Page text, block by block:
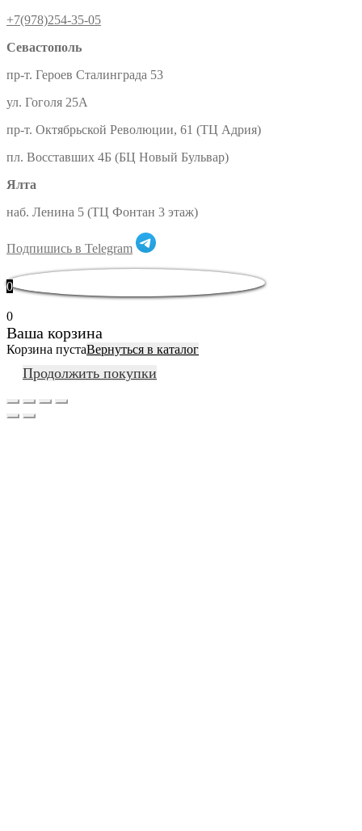
+7(978)254-35-05
Севастополь
пр-т. Героев Сталинграда 53
ул. Гоголя 25А
пр-т. Октябрьской Революции, 61 (ТЦ Адрия)
пл. Восставших 4Б (БЦ Новый Бульвар)
Ялта
наб. Ленина 5 (ТЦ Фонтан 3 этаж)
Подпишись в Telegram
0
0
Ваша корзина
Корзина пустаВернуться в каталог
Продолжить покупки